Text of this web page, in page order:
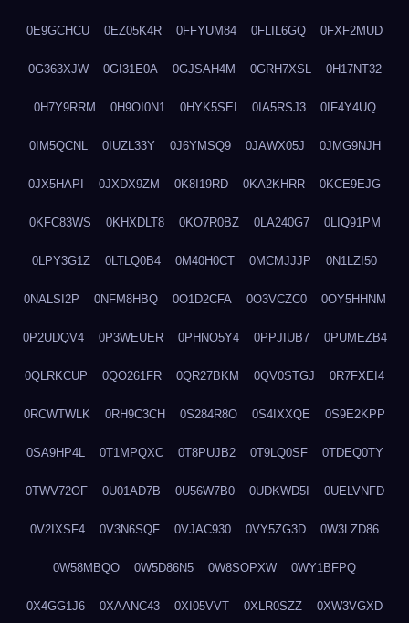
0E9GCHCU 0EZ05K4R 0FFYUM84 0FLIL6GQ 0FXF2MUD
0G363XJW 0GI31E0A 0GJSAH4M 0GRH7XSL 0H17NT32
0H7Y9RRM 0H9OI0N1 0HYK5SEI 0IA5RSJ3 0IF4Y4UQ
0IM5QCNL 0IUZL33Y 0J6YMSQ9 0JAWX05J 0JMG9NJH
0JX5HAPI 0JXDX9ZM 0K8I19RD 0KA2KHRR 0KCE9EJG
0KFC83WS 0KHXDLT8 0KO7R0BZ 0LA240G7 0LIQ91PM
0LPY3G1Z 0LTLQ0B4 0M40H0CT 0MCMJJJP 0N1LZI50
0NALSI2P 0NFM8HBQ 0O1D2CFA 0O3VCZC0 0OY5HHNM
0P2UDQV4 0P3WEUER 0PHNO5Y4 0PPJIUB7 0PUMEZB4
0QLRKCUP 0QO261FR 0QR27BKM 0QV0STGJ 0R7FXEI4
0RCWTWLK 0RH9C3CH 0S284R8O 0S4IXXQE 0S9E2KPP
0SA9HP4L 0T1MPQXC 0T8PUJB2 0T9LQ0SF 0TDEQ0TY
0TWV72OF 0U01AD7B 0U56W7B0 0UDKWD5I 0UELVNFD
0V2IXSF4 0V3N6SQF 0VJAC930 0VY5ZG3D 0W3LZD86
0W58MBQO 0W5D86N5 0W8SOPXW 0WY1BFPQ
0X4GG1J6 0XAANC43 0XI05VVT 0XLR0SZZ 0XW3VGXD